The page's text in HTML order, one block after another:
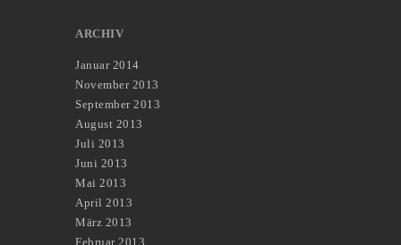
ARCHIV
Januar 2014
November 2013
September 2013
August 2013
Juli 2013
Juni 2013
Mai 2013
April 2013
März 2013
Februar 2013